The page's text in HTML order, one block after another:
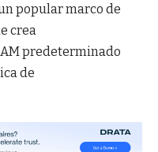
popular marco de
crea
predeterminado
de